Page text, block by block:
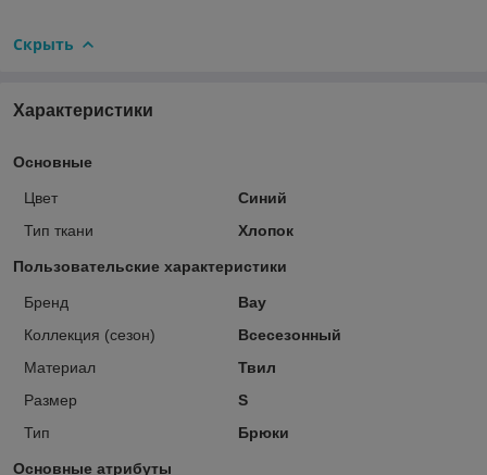
Скрыть
Характеристики
Основные
Цвет
Синий
Тип ткани
Хлопок
Пользовательские характеристики
Бренд
Bay
Коллекция (сезон)
Всесезонный
Материал
Твил
Размер
S
Тип
Брюки
Основные атрибуты